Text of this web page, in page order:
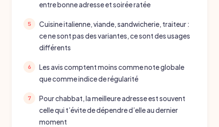
entre bonne adresse et soirée ratée
Cuisine italienne, viande, sandwicherie, traiteur :
ce ne sont pas des variantes, ce sont des usages
différents
Les avis comptent moins comme note globale
que comme indice de régularité
Pour chabbat, la meilleure adresse est souvent
celle qui t’évite de dépendre d’elle au dernier
moment